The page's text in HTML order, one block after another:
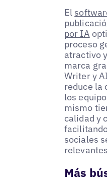
El
por IA
proceso
atractivo
marca
Writer y
reduce la
los
mismo
calidad y
sociales
Más